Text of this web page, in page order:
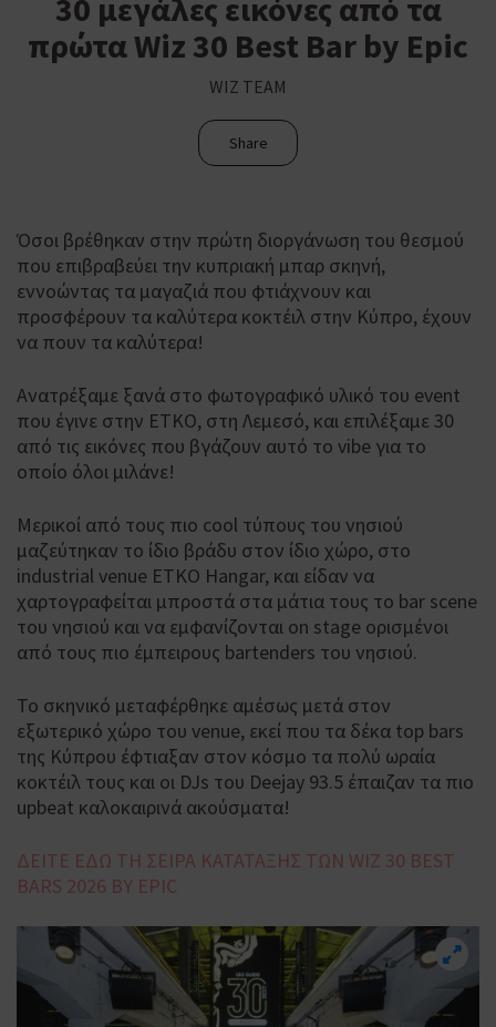
30 μεγάλες εικόνες από τα
πρώτα Wiz 30 Best Bar by Epic
WIZ TEAM
Share
Όσοι βρέθηκαν στην πρώτη διοργάνωση του θεσμού
που επιβραβεύει την κυπριακή μπαρ σκηνή,
εννοώντας τα μαγαζιά που φτιάχνουν και
προσφέρουν τα καλύτερα κοκτέιλ στην Κύπρο, έχουν
να πουν τα καλύτερα!
Ανατρέξαμε ξανά στο φωτογραφικό υλικό του event
που έγινε στην ΕΤΚΟ, στη Λεμεσό, και επιλέξαμε 30
από τις εικόνες που βγάζουν αυτό το vibe για το
οποίο όλοι μιλάνε!
Μερικοί από τους πιο cool τύπους του νησιού
μαζεύτηκαν το ίδιο βράδυ στον ίδιο χώρο, στο
industrial venue ETKO Hangar, και είδαν να
χαρτογραφείται μπροστά στα μάτια τους το bar scene
του νησιού και να εμφανίζονται on stage ορισμένοι
από τους πιο έμπειρους bartenders του νησιού.
Το σκηνικό μεταφέρθηκε αμέσως μετά στον
εξωτερικό χώρο του venue, εκεί που τα δέκα top bars
της Κύπρου έφτιαξαν στον κόσμο τα πολύ ωραία
κοκτέιλ τους και οι DJs του Deejay 93.5 έπαιζαν τα πιο
upbeat καλοκαιρινά ακούσματα!
ΔΕΙΤΕ ΕΔΩ ΤΗ ΣΕΙΡΑ ΚΑΤΑΤΑΞΗΣ ΤΩΝ WIZ 30 BEST
BARS 2026 BY EPIC